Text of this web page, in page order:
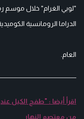
الدراما الرومانسية
العام.
اقرأ أيضا : "طفح الكيل
من معتصم النهار